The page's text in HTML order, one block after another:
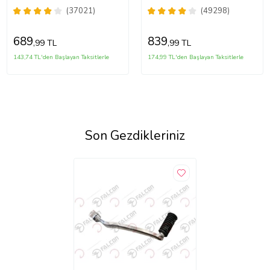
(37021)
689,99 TL
143,74 TL'den Başlayan Taksitlerle
(49298)
839,99 TL
174,99 TL'den Başlayan Taksitlerle
Son Gezdikleriniz